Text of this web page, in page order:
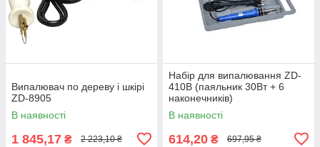
Випалювач по дереву і шкірі
ZD-8905
В наявності
1 845,17 ₴ 2 223,10 ₴
Набір для випалювання ZD-
410B (паяльник 30Вт + 6
наконечників)
В наявності
614,20 ₴ 697,95 ₴